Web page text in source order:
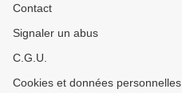
Contact
Signaler un abus
C.G.U.
Cookies et données personnelles